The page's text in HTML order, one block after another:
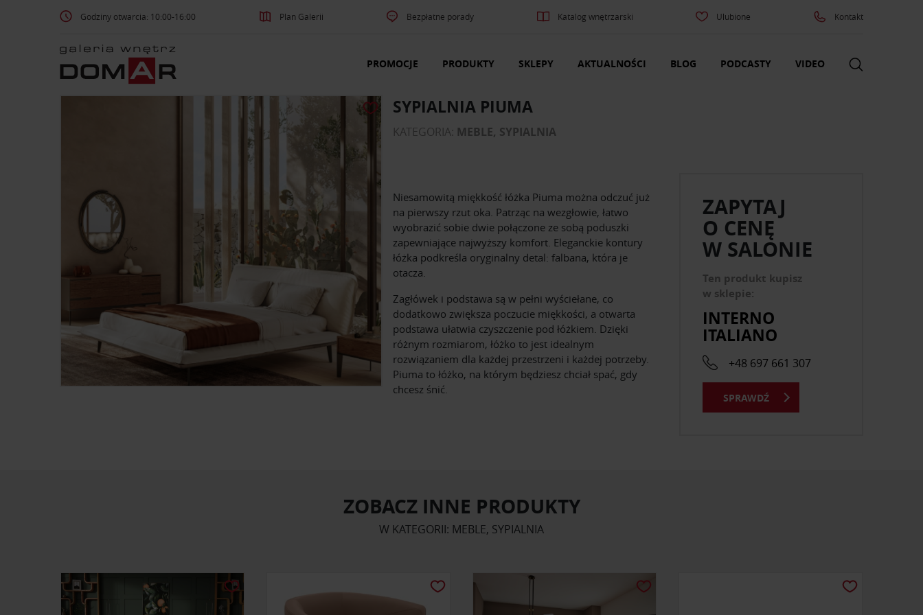
Godziny otwarcia: 10:00-16:00 Plan Galerii Bezpłatne porady Katalog wnętrzarski Ulubione Kontakt
PROMOCJE PRODUKTY SKLEPY AKTUALNOŚCI BLOG PODCASTY VIDEO
SYPIALNIA PIUMA
KATEGORIA: MEBLE, SYPIALNIA
Niesamowitą miękkość łóżka Piuma można odczuć już
na pierwszy rzut oka. Patrząc na wezgłowie, łatwo
wyobrazić sobie dwie połączone ze sobą poduszki
zapewniające najwyższy komfort. Eleganckie kontury
łóżka podkreśla oryginalny detal: falbana, która je
otacza.
Zagłówek i podstawa są w pełni wyściełane, co
dodatkowo zwiększa poczucie miękkości, a otwarta
podstawa ułatwia czyszczenie pod łóżkiem. Dzięki
różnym rozmiarom, łóżko to jest idealnym
rozwiązaniem dla każdej przestrzeni i każdej potrzeby.
Piuma to łóżko, na którym będziesz chciał spać, gdy
chcesz śnić.
ZAPYTAJ
O CENĘ
W SALONIE
Ten produkt kupisz
w sklepie:
INTERNO
ITALIANO
+48 697 661 307
SPRAWDŹ
ZOBACZ INNE PRODUKTY
W KATEGORII: MEBLE, SYPIALNIA